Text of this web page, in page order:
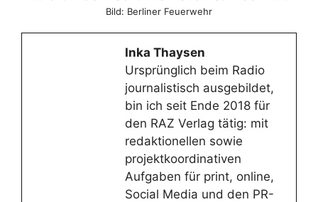
Bild: Berliner Feuerwehr
Inka Thaysen
Ursprünglich beim Radio
journalistisch ausgebildet,
bin ich seit Ende 2018 für
den RAZ Verlag tätig: mit
redaktionellen sowie
projektkoordinativen
Aufgaben für print, online,
Social Media und den PR-